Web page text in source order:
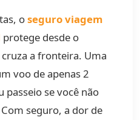
oseguro viagem
protege desde o
a fronteira. Uma
voo de apenas 2
passeio se você não
seguro, a dor de